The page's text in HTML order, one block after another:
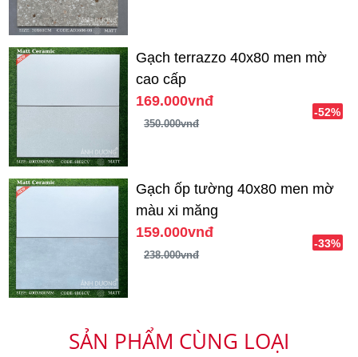
Gạch terrazzo 40x80 men mờ
cao cấp
169.000vnđ
350.000vnđ
-52%
Gạch ốp tường 40x80 men mờ
màu xi măng
159.000vnđ
238.000vnđ
-33%
SẢN PHẨM CÙNG LOẠI